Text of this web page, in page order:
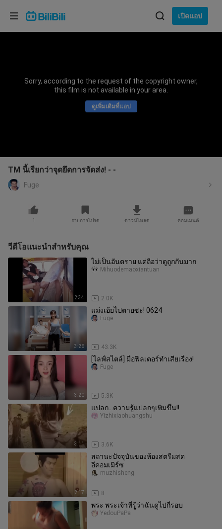
เปิดแอป
Sorry, according to the request of the copyright owner,
this film is not available in your area.
ดูเพิ่มเติมที่แอป
TM นี้เรียกว่าจุดยึดการจัดส่ง! - -
Fuge
1 รายการโปรด ดาวน์โหลด คอมเมนต์
วีดีโอแนะนำสำหรับคุณ
2:34
ไม่เป็นอันตราย แต่ถือว่าดูถูกกันมาก
2.0K
Mihuodemaoxiantuan
3:26
แม่งเอ้ยไปตายซะ! 0624
43.3K
Fuge
3:20
[ไลฟ์สไตล์] มื่อฟิลเตอร์ทำเสียเรื่อง!
5.3K
Fuge
3:11
แปลก...ความรู้แปลกๆเพิ่มขึ้น!!
3.6K
Yizhixiaohuangshu
2:17
สถานะปัจจุบันของห้องสตรีมสด
อีคอมเมิร์ซ
8
muzhisheng
พระ พระเจ้าที่รู้ว่าฉันดูไปกี่รอบ
YedouPaPa
เลือกภาษา